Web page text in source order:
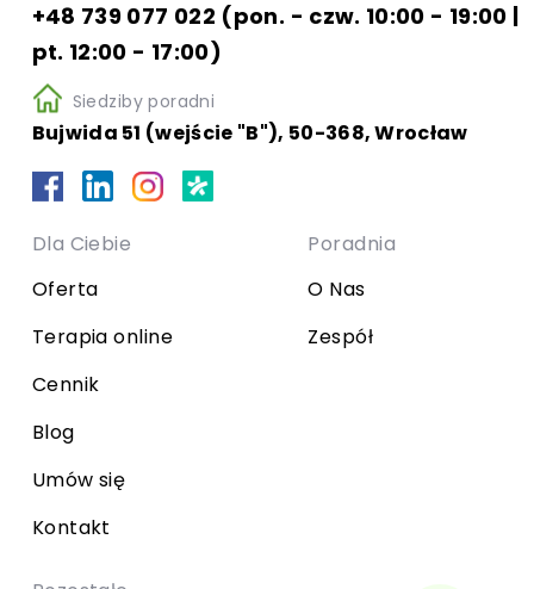
+48 739 077 022 (pon. - czw. 10:00 - 19:00 |
pt. 12:00 - 17:00)
Siedziby poradni
Bujwida 51 (wejście "B"), 50-368, Wrocław
Dla Ciebie
Oferta
Terapia online
Cennik
Blog
Umów się
Kontakt
Poradnia
O Nas
Zespół